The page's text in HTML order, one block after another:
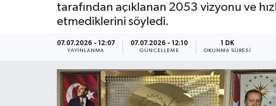
tarafından açıklanan 2053 vizyonu ve
etmediklerini söyledi.
07.07.2026 - 12:07
YAYINLANMA
07.07.2026 - 12:10
GÜNCELLEME
1 DK
OKUNMA SÜRESI